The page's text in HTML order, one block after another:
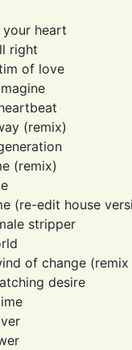
heart
right
of love
(remix)
(remix)
(re-edit house
stripper
of change
desire